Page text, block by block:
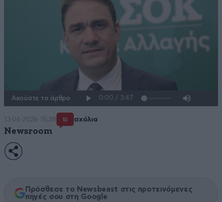
Ακούστε το άρθρο
13·06·2026 15:38 10 σχόλια
Newsroom
Πρόσθεσε το Newsbeast στις προτεινόμενες
πηγές σου στη Google